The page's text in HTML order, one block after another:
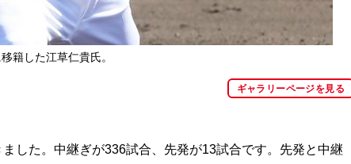
籍した江草仁貴氏。
ギャラリーページを見る
した。中継ぎが336試合、先発が13試合です。先発と中継